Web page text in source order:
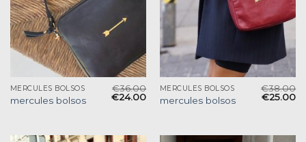
MERCULES BOLSOS
mercules bolsos
€36.00
€24.00
MERCULES BOLSOS
mercules bolsos
€38.00
€25.00